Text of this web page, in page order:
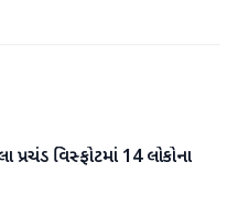
પ્રચંડ વિસ્ફોટમાં 14 લોકોના